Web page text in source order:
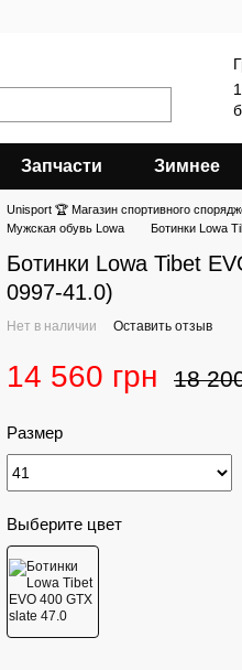
Запчасти Зимнее
Unisport 🏆 Магазин спортивного
Мужская обувь Lowa
Ботинки Lowa
Ботинки Lowa Tibet
0997-41.0)
Нет в наличии Оставить отзыв
14 560 грн 18
Размер
Выберите цвет